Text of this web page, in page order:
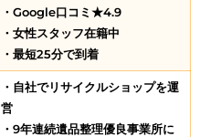
・Google口コミ★4.9
・女性スタッフ在籍中
・最短25分で到着
・自社でリサイクルショップを運
営
・9年連続遺品整理優良事業所に